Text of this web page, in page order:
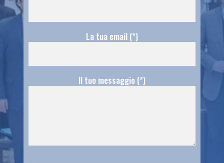
La tua email (*)
Il tuo messaggio (*)